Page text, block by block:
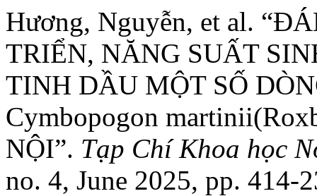
Hương, Nguyễn, et al.
TRIỂN, NĂNG SUẤT
TINH DẦU MỘT SỐ
Cymbopogon
NỘI”. Tạp Chí Khoa học
no. 4, June 2025, pp. 414-